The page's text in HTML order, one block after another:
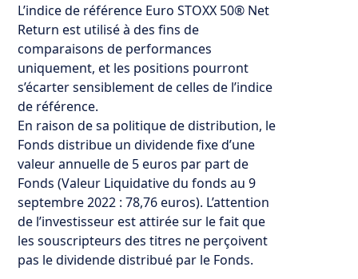
L’indice de référence Euro STOXX 50® Net
Return est utilisé à des fins de
comparaisons de performances
uniquement, et les positions pourront
s’écarter sensiblement de celles de l’indice
de référence.
En raison de sa politique de distribution, le
Fonds distribue un dividende fixe d’une
valeur annuelle de 5 euros par part de
Fonds (Valeur Liquidative du fonds au 9
septembre 2022 : 78,76 euros). L’attention
de l’investisseur est attirée sur le fait que
les souscripteurs des titres ne perçoivent
pas le dividende distribué par le Fonds.